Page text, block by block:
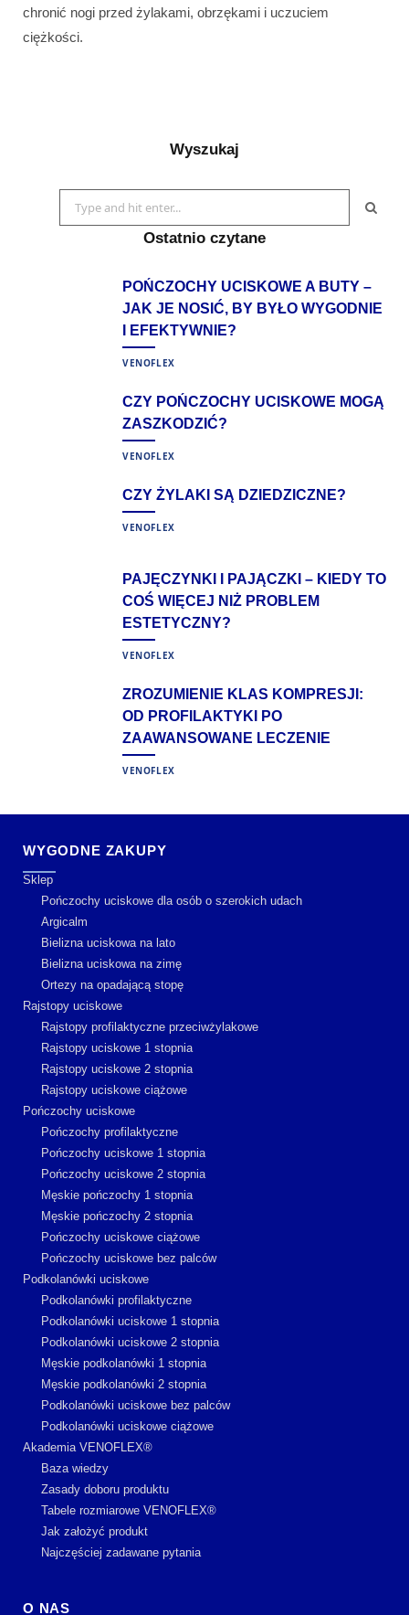
chronić nogi przed żylakami, obrzękami i uczuciem
ciężkości.
Wyszukaj
for:
Ostatnio czytane
POŃCZOCHY UCISKOWE A BUTY –
JAK JE NOSIĆ, BY BYŁO WYGODNIE
I EFEKTYWNIE?
VENOFLEX
CZY POŃCZOCHY UCISKOWE MOGĄ
ZASZKODZIĆ?
VENOFLEX
CZY ŻYLAKI SĄ DZIEDZICZNE?
VENOFLEX
PAJĘCZYNKI I PAJĄCZKI – KIEDY TO
COŚ WIĘCEJ NIŻ PROBLEM
ESTETYCZNY?
VENOFLEX
ZROZUMIENIE KLAS KOMPRESJI:
OD PROFILAKTYKI PO
ZAAWANSOWANE LECZENIE
VENOFLEX
WYGODNE ZAKUPY
Sklep
Pończochy uciskowe dla osób o szerokich udach
Argicalm
Bielizna uciskowa na lato
Bielizna uciskowa na zimę
Ortezy na opadającą stopę
Rajstopy uciskowe
Rajstopy profilaktyczne przeciwżylakowe
Rajstopy uciskowe 1 stopnia
Rajstopy uciskowe 2 stopnia
Rajstopy uciskowe ciążowe
Pończochy uciskowe
Pończochy profilaktyczne
Pończochy uciskowe 1 stopnia
Pończochy uciskowe 2 stopnia
Męskie pończochy 1 stopnia
Męskie pończochy 2 stopnia
Pończochy uciskowe ciążowe
Pończochy uciskowe bez palców
Podkolanówki uciskowe
Podkolanówki profilaktyczne
Podkolanówki uciskowe 1 stopnia
Podkolanówki uciskowe 2 stopnia
Męskie podkolanówki 1 stopnia
Męskie podkolanówki 2 stopnia
Podkolanówki uciskowe bez palców
Podkolanówki uciskowe ciążowe
Akademia VENOFLEX®
Baza wiedzy
Zasady doboru produktu
Tabele rozmiarowe VENOFLEX®
Jak założyć produkt
Najczęściej zadawane pytania
O NAS